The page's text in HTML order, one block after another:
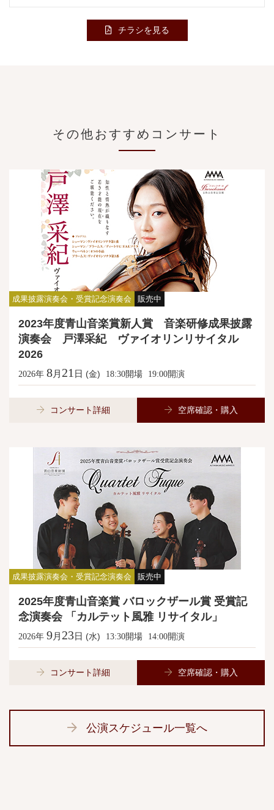
チラシを見る
その他おすすめコンサート
成果披露演奏会・受賞記念演奏会 販売中
2023年度青山音楽賞新人賞 音楽研修成果披露
演奏会 戸澤采紀 ヴァイオリンリサイタル
2026
2026年 8月 21 日 (金) 18:30開場 19:00開演
コンサート詳細 空席確認・購入
成果披露演奏会・受賞記念演奏会 販売中
2025年度青山音楽賞 バロックザール賞 受賞記
念演奏会 「カルテット風雅 リサイタル」
2026年 9月 23日 (水) 13:30開場 14:00開演
コンサート詳細 空席確認・購入
公演スケジュール一覧へ